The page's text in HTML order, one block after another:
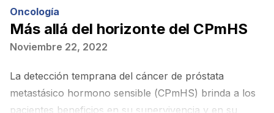
Oncología
Más allá del horizonte del CPmHS
Noviembre 22, 2022
La detección temprana del cáncer de próstata
metastásico hormono sensible (CPmHS) brinda a los
pacientes beneficios en su supervivencia y en su